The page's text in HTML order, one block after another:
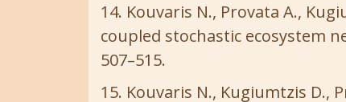
Kouvaris N., Provata A.,
coupled stochastic ecosystem
507–515.
Kouvaris N., Kugiumtzis D.,